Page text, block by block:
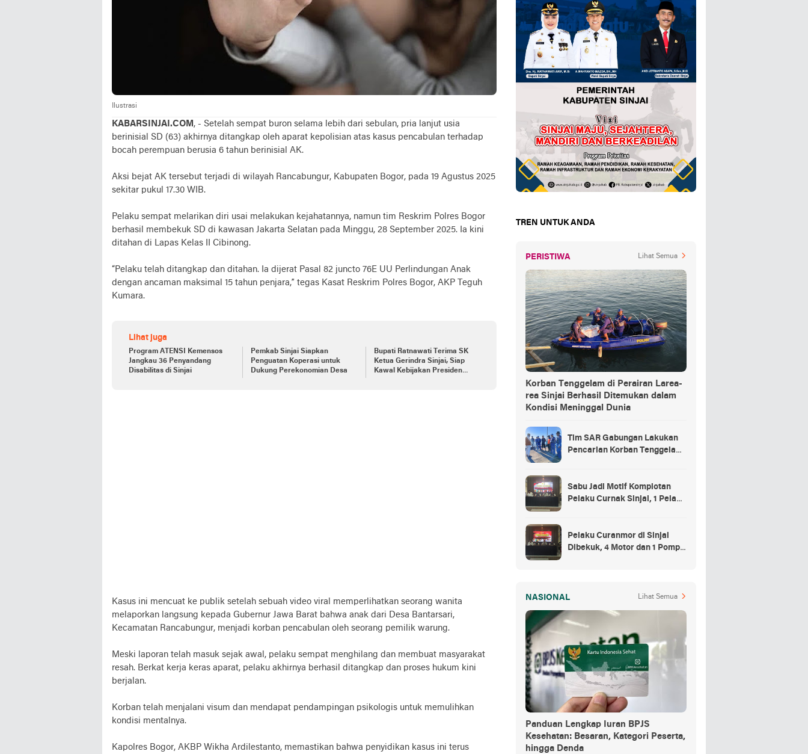
Ilustrasi
KABARSINJAI.COM, - Setelah sempat buron selama lebih dari sebulan, pria lanjut usia
berinisial SD (63) akhirnya ditangkap oleh aparat kepolisian atas kasus pencabulan terhadap
bocah perempuan berusia 6 tahun berinisial AK.
Aksi bejat AK tersebut terjadi di wilayah Rancabungur, Kabupaten Bogor, pada 19 Agustus 2025
sekitar pukul 17.30 WIB.
Pelaku sempat melarikan diri usai melakukan kejahatannya, namun tim Reskrim Polres Bogor
berhasil membekuk SD di kawasan Jakarta Selatan pada Minggu, 28 September 2025. Ia kini
ditahan di Lapas Kelas II Cibinong.
“Pelaku telah ditangkap dan ditahan. Ia dijerat Pasal 82 juncto 76E UU Perlindungan Anak
dengan ancaman maksimal 15 tahun penjara,” tegas Kasat Reskrim Polres Bogor, AKP Teguh
Kumara.
Lihat juga
Program ATENSI Kemensos
Jangkau 36 Penyandang
Disabilitas di Sinjai
Pemkab Sinjai Siapkan
Penguatan Koperasi untuk
Dukung Perekonomian Desa
Bupati Ratnawati Terima SK
Ketua Gerindra Sinjai, Siap
Kawal Kebijakan Presiden
Kasus ini mencuat ke publik setelah sebuah video viral memperlihatkan seorang wanita
melaporkan langsung kepada Gubernur Jawa Barat bahwa anak dari Desa Bantarsari,
Kecamatan Rancabungur, menjadi korban pencabulan oleh seorang pemilik warung.
Meski laporan telah masuk sejak awal, pelaku sempat menghilang dan membuat masyarakat
resah. Berkat kerja keras aparat, pelaku akhirnya berhasil ditangkap dan proses hukum kini
berjalan.
Korban telah menjalani visum dan mendapat pendampingan psikologis untuk memulihkan
kondisi mentalnya.
Kapolres Bogor, AKBP Wikha Ardilestanto, memastikan bahwa penyidikan kasus ini terus
TREN UNTUK ANDA
PERISTIWA Lihat Semua
Korban Tenggelam di Perairan Larea-
rea Sinjai Berhasil Ditemukan dalam
Kondisi Meninggal Dunia
Tim SAR Gabungan Lakukan
Pencarian Korban Tenggelam
Sabu Jadi Motif Komplotan
Pelaku Curnak Sinjai, 1 Pelaku
Pelaku Curanmor di Sinjai
Dibekuk, 4 Motor dan 1 Pompa
NASIONAL Lihat Semua
Panduan Lengkap Iuran BPJS
Kesehatan: Besaran, Kategori Peserta,
hingga Denda